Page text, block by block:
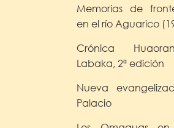
Memorias de
en el río Aguarico
Crónica
Labaka, 2ª edición
Nueva
Palacio